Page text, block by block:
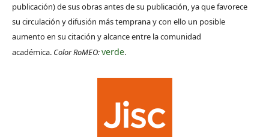
publicación) de sus obras antes de su publicación, ya que favorece
su circulación y difusión más temprana y con ello un posible
aumento en su citación y alcance entre la comunidad
académica. Color RoMEO:verde.